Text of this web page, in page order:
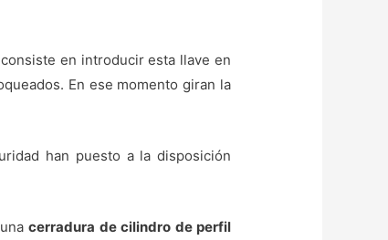
en introducir esta llave en
En ese momento giran la
han puesto a la disposición
unacerradura de cilindro de perfil